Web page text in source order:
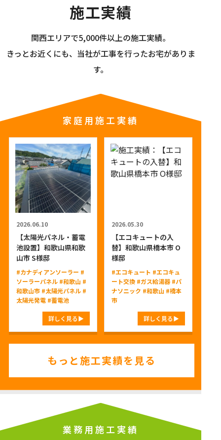
施工実績
関西エリアで5,000件以上の施工実績。
きっとお近くにも、当社が工事を行ったお宅がありま
す。
家庭用施工実績
2026.06.10
【太陽光パネル・蓄電
池設置】和歌山県和歌
山市 S様邸
#カナディアンソーラー #
ソーラーパネル #和歌山 #
和歌山市 #太陽光パネル #
太陽光発電 #蓄電池
詳しく見る
2026.05.30
【エコキュートの入
替】和歌山県橋本市 O
様邸
#エコキュート #エコキュ
ート交換 #ガス給湯器 #パ
ナソニック #和歌山 #橋本
市
詳しく見る
もっと施工実績を見る
業務用施工実績